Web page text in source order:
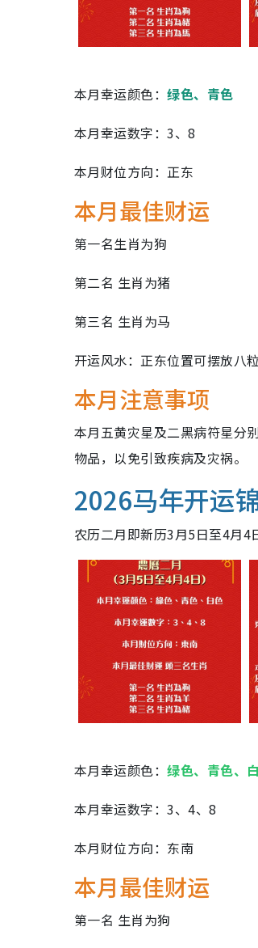
本月注意事项
本月幸运颜色：绿色、青色
本月幸运数字：3、8
本月财位方向：正东
本月最佳财运
第一名生肖为狗
第二名 生肖为猪
第三名 生肖为马
开运风水：正东位置可摆放八
本月注意事项
本月五黄灾星及二黑病符星分
物品，以免引致疾病及灾祸。
2026马年开运
农历二月即新历3月5日至4月4
本月幸运颜色：绿色、青色、
本月幸运数字：3、4、8
本月财位方向：东南
本月最佳财运
第一名 生肖为狗